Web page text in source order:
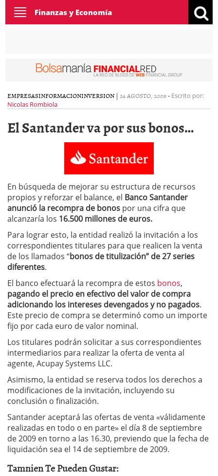
Toggle
navigation
Finanzas y Economía
EMPRESASINFORMACIONINVERSION | 24 AGOSTO, 2009- Escrito por:
Nicolas Rombiola
El Santander va por sus bonos…
En búsqueda de mejorar su estructura de recursos
propios y reforzar el balance, el Banco Santander
anunció la recompra de bonos por una cifra que
alcanzaría los 16.500 millones de euros.
Para lograr esto, la entidad realizó la invitación a los
correspondientes titulares para que realicen la venta
de los llamados “bonos de titulización” de 27 series
diferentes.
El banco efectuará la recompra de estos bonos,
pagando el precio en efectivo del valor de compra
adicionando los intereses devengados y no pagados.
Este precio de compra se determinó como un importe
fijo por cada euro de valor nominal.
Los titulares podrán solicitar a sus correspondientes
intermediarios para realizar la oferta de venta al
agente, Acupay Systems LLC.
Asimismo, la entidad se reserva todos los derechos a
modificaciones de la invitación, incluyendo su
conclusión o finalización.
Santander aceptará las ofertas de venta «válidamente
realizadas en todo o en parte» el día 8 de septiembre
de 2009 en torno a las 16.30, previendo que la fecha de
liquidación sea el 14 de septiembre de 2009.
Tamnien Te Pueden Gustar: